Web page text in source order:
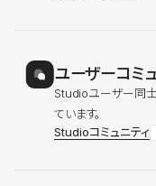
ユーザーコミ
Studioユーザー同士
ています。
Studioコミュニティ